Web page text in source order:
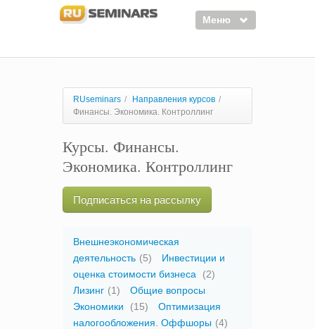
Меню
Курсы
Тренинги
Организаторы
Лектора
Войти
RUseminars / Направления курсов /
Финансы. Экономика. Контроллинг
Курсы. Финансы.
Экономика. Контроллинг
Подписаться на рассылку
Внешнеэкономическая
деятельность (5)
Инвестиции и
оценка стоимости бизнеса
(2)
Лизинг (1)
Общие вопросы
Экономики
(15)
Оптимизация
налогообложения. Оффшоры (4)